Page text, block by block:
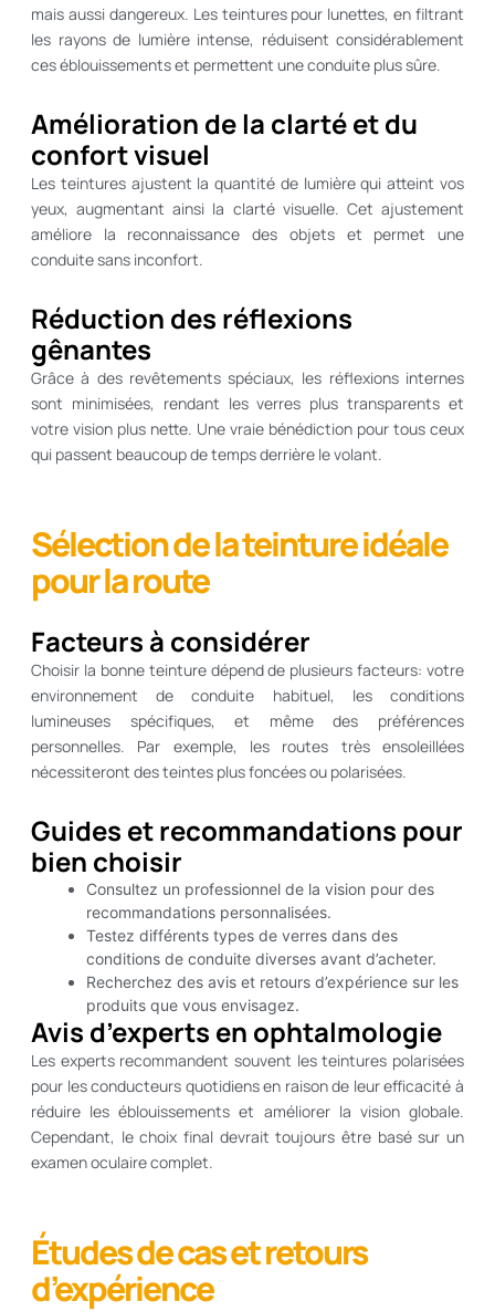
mais aussi dangereux. Les teintures pour lunettes, en filtrant
les rayons de lumière intense, réduisent considérablement
ces éblouissements et permettent une conduite plus sûre.
Amélioration de la clarté et du
confort visuel
Les teintures ajustent la quantité de lumière qui atteint vos
yeux, augmentant ainsi la clarté visuelle. Cet ajustement
améliore la reconnaissance des objets et permet une
conduite sans inconfort.
Réduction des réflexions
gênantes
Grâce à des revêtements spéciaux, les réflexions internes
sont minimisées, rendant les verres plus transparents et
votre vision plus nette. Une vraie bénédiction pour tous ceux
qui passent beaucoup de temps derrière le volant.
Sélection de la teinture idéale
pour la route
Facteurs à considérer
Choisir la bonne teinture dépend de plusieurs facteurs: votre
environnement de conduite habituel, les conditions
lumineuses spécifiques, et même des préférences
personnelles. Par exemple, les routes très ensoleillées
nécessiteront des teintes plus foncées ou polarisées.
Guides et recommandations pour
bien choisir
Consultez un professionnel de la vision pour des
recommandations personnalisées.
Testez différents types de verres dans des
conditions de conduite diverses avant d’acheter.
Recherchez des avis et retours d’expérience sur les
produits que vous envisagez.
Avis d’experts en ophtalmologie
Les experts recommandent souvent les teintures polarisées
pour les conducteurs quotidiens en raison de leur efficacité à
réduire les éblouissements et améliorer la vision globale.
Cependant, le choix final devrait toujours être basé sur un
examen oculaire complet.
Études de cas et retours
d’expérience